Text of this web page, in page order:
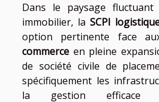
Dans le paysage fluctuant
immobilier, la SCPI
option pertinente face
commerce en pleine
de société civile de
spécifiquement les
la gestion